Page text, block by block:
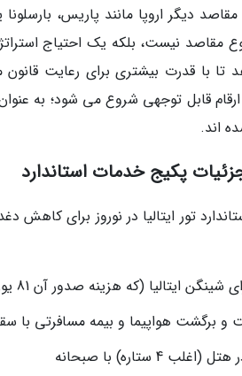
دیگر اروپا مانند پاریس،
مقاصد نیست، بلکه یک احتیاج
تا با قدرت بیشتری برای رعایت
اند.
پکیج خدمات استاندارد
تور ایتالیا در نوروز برای
(که هزینه صدور آن 81 یورو است و باید نقدی به وسیله متقاضی در کارگزاری پرداخت شود.)
و برگشت هواپیما و بیمه مسافرتی با سقف
4 ستاره) با صبحانه